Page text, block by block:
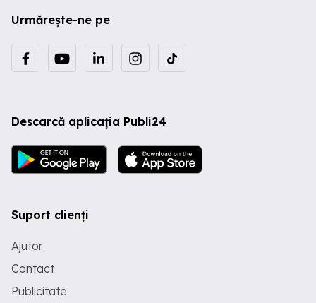
Urmărește-ne pe
Descarcă aplicația Publi24
Suport clienți
Ajutor
Contact
Publicitate